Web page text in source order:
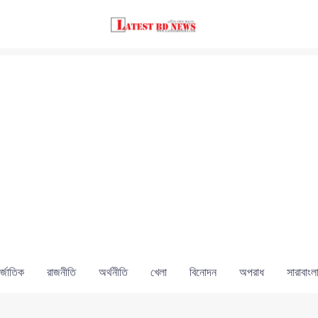
রাজনীতি অর্থনীতি খেলা বিনোদন অপরাধ সারাবাংলা